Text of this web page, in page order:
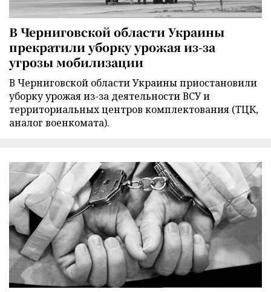
В Черниговской области Украины
прекратили уборку урожая из-за
угрозы мобилизации
В Черниговской области Украины приостановили
уборку урожая из-за деятельности ВСУ и
территориальных центров комплектования (ТЦК,
аналог военкомата).